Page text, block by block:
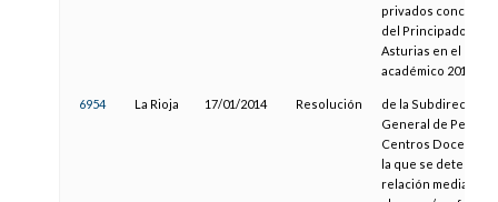
privados
del Principado de
Asturias en el curso
académico 2018/
6954 La Rioja 17/01/2014 Resolución
de la Subdirección
General de
Centros Docentes,
la que se determina
relación media